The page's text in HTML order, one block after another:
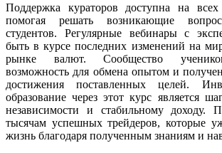
Поддержка кураторов доступна на всех
помогая решать возникающие
студентов. Регулярные вебинары с
быть в курсе последних изменений на
рынке валют. Сообщество учеников
возможность для обмена опытом и
достижения поставленных целей.
образование через этот курс является
независимости и стабильному доходу.
тысячам успешных трейдеров, которые
жизнь благодаря полученным знаниям и